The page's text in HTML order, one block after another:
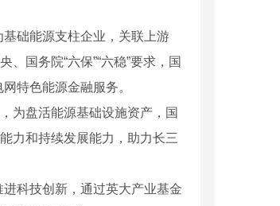
础能源支柱企业，关联上游
国务院“六保”“六稳”要求，国
特色能源金融服务。
为盘活能源基础设施资产，国
力和持续发展能力，助力长三
科技创新，通过英大产业基金